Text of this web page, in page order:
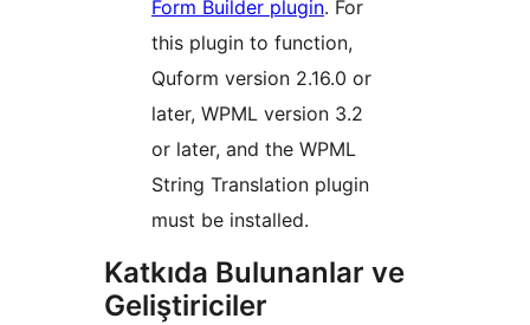
Form Builder plugin. For
this plugin to function,
Quform version 2.16.0 or
later, WPML version 3.2
or later, and the WPML
String Translation plugin
must be installed.
Katkıda Bulunanlar ve
Geliştiriciler